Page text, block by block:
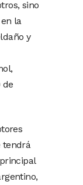
sino
la
y
de
tendrá